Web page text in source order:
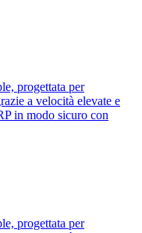
progettata per
a velocità elevate e
in modo sicuro con
progettata per